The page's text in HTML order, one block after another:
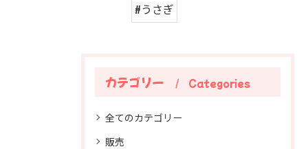
#うさぎ
カテゴリー Categories
全てのカテゴリー
販売